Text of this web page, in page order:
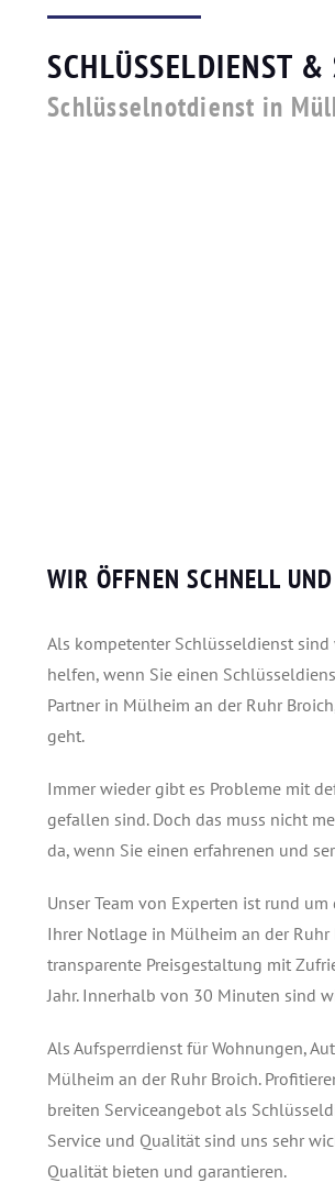
SCHLÜSSELDIENST
Schlüsselnotdienst in
WIR ÖFFNEN SCHNELL
Als kompetenter Schlüsseldienst
helfen, wenn Sie einen
Partner in Mülheim an der Ruhr
geht.
Immer wieder gibt es Probleme mit
gefallen sind. Doch das muss nicht
da, wenn Sie einen erfahrenen und
Unser Team von Experten ist rund
Ihrer Notlage in Mülheim an der
transparente Preisgestaltung mit
Jahr. Innerhalb von 30 Minuten sind
Als Aufsperrdienst für Wohnungen,
Mülheim an der Ruhr Broich.
breiten Serviceangebot als
Service und Qualität sind uns sehr
Qualität bieten und garantieren.